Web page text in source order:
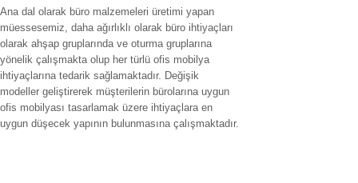
Ana dal olarak büro malzemeleri üretimi yapan
müessesemiz, daha ağırlıklı olarak büro ihtiyaçları
olarak ahşap gruplarında ve oturma gruplarına
yönelik çalışmakta olup her türlü ofis mobilya
ihtiyaçlarına tedarik sağlamaktadır. Değişik
modeller geliştirerek müşterilerin bürolarına uygun
ofis mobilyası tasarlamak üzere ihtiyaçlara en
uygun düşecek yapının bulunmasına çalışmaktadır.